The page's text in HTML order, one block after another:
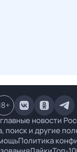
новости
поиск и другие
Политика
+